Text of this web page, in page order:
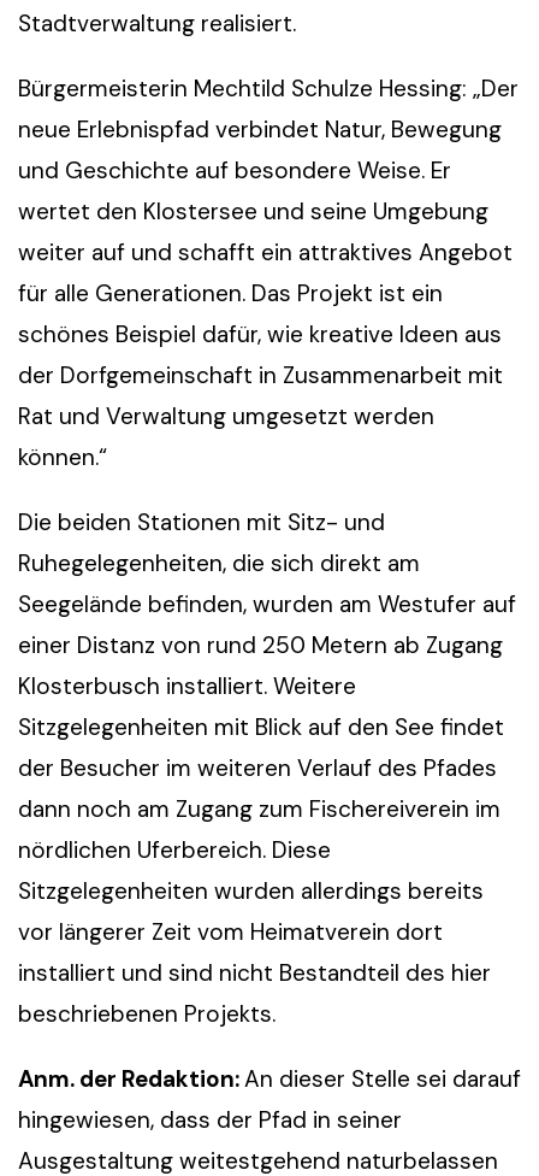
Stadtverwaltung realisiert.
Bürgermeisterin Mechtild Schulze Hessing: „Der
neue Erlebnispfad verbindet Natur, Bewegung
und Geschichte auf besondere Weise. Er
wertet den Klostersee und seine Umgebung
weiter auf und schafft ein attraktives Angebot
für alle Generationen. Das Projekt ist ein
schönes Beispiel dafür, wie kreative Ideen aus
der Dorfgemeinschaft in Zusammenarbeit mit
Rat und Verwaltung umgesetzt werden
können.“
Die beiden Stationen mit Sitz- und
Ruhegelegenheiten, die sich direkt am
Seegelände befinden, wurden am Westufer auf
einer Distanz von rund 250 Metern ab Zugang
Klosterbusch installiert. Weitere
Sitzgelegenheiten mit Blick auf den See findet
der Besucher im weiteren Verlauf des Pfades
dann noch am Zugang zum Fischereiverein im
nördlichen Uferbereich. Diese
Sitzgelegenheiten wurden allerdings bereits
vor längerer Zeit vom Heimatverein dort
installiert und sind nicht Bestandteil des hier
beschriebenen Projekts.
Anm. der Redaktion:An dieser Stelle sei darauf
hingewiesen, dass der Pfad in seiner
Ausgestaltung weitestgehend naturbelassen